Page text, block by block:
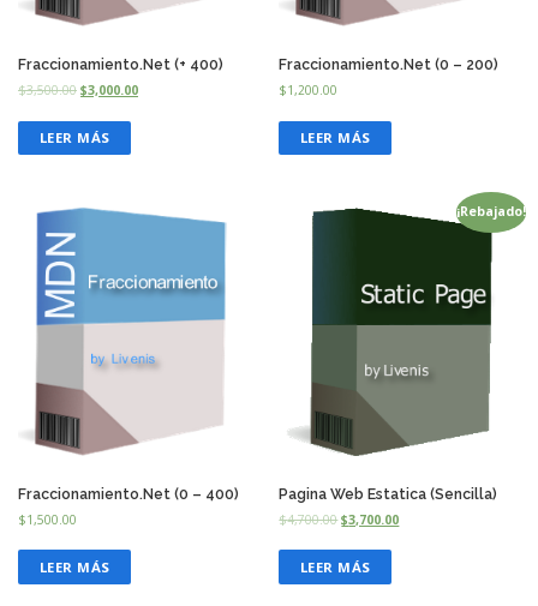
Fraccionamiento.Net (+ 400)
$3,500.00 $3,000.00
LEER MÁS
Fraccionamiento.Net (0 – 200)
$1,200.00
LEER MÁS
Fraccionamiento.Net (0 – 400)
$1,500.00
LEER MÁS
¡Rebajado!
Pagina Web Estatica (Sencilla)
$4,700.00 $3,700.00
LEER MÁS